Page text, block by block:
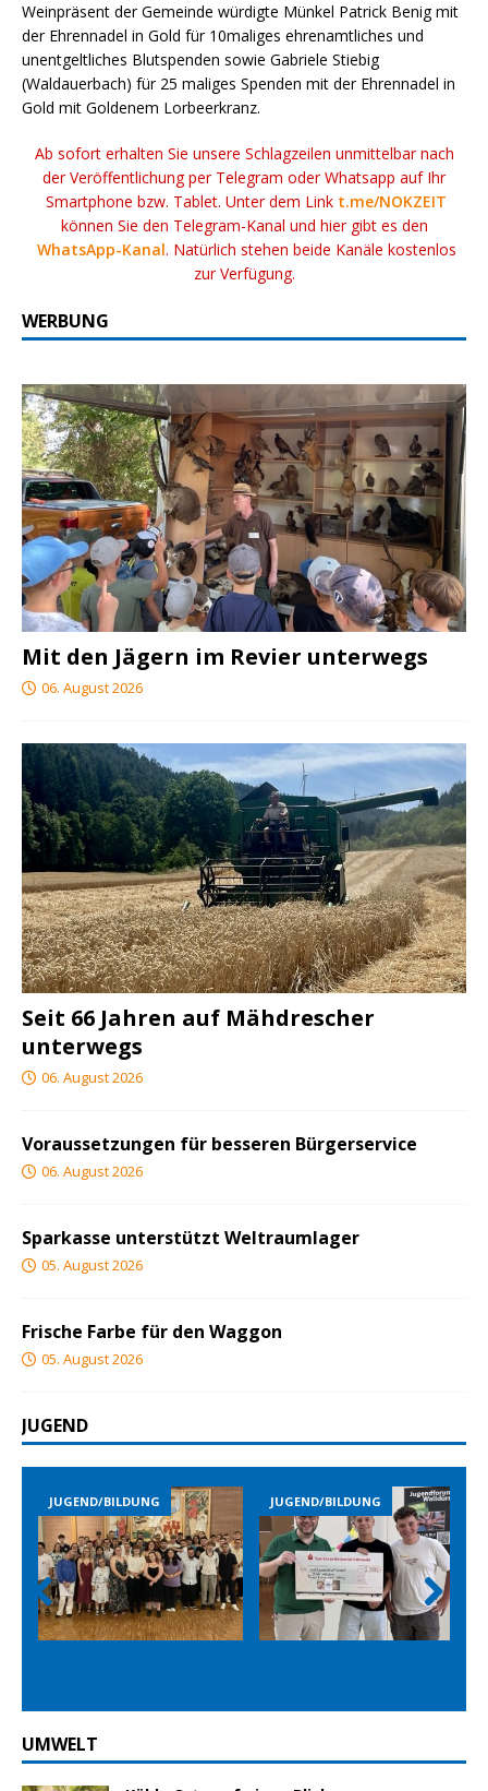
Weinpräsent der Gemeinde würdigte Münkel Patrick Benig mit
der Ehrennadel in Gold für 10maliges ehrenamtliches und
unentgeltliches Blutspenden sowie Gabriele Stiebig
(Waldauerbach) für 25 maliges Spenden mit der Ehrennadel in
Gold mit Goldenem Lorbeerkranz.
Ab sofort erhalten Sie unsere Schlagzeilen unmittelbar nach
der Veröffentlichung per Telegram oder Whatsapp auf Ihr
Smartphone bzw. Tablet. Unter dem Link t.me/NOKZEIT
können Sie den Telegram-Kanal und hier gibt es den
WhatsApp-Kanal. Natürlich stehen beide Kanäle kostenlos
zur Verfügung.
WERBUNG
Mit den Jägern im Revier unterwegs
06. August 2026
Seit 66 Jahren auf Mähdrescher
unterwegs
06. August 2026
Voraussetzungen für besseren Bürgerservice
06. August 2026
Sparkasse unterstützt Weltraumlager
05. August 2026
Frische Farbe für den Waggon
05. August 2026
JUGEND
JUGEND/BILDUNG JUGEND/BILDUNG
Prev
ious
Nex
t
UMWELT